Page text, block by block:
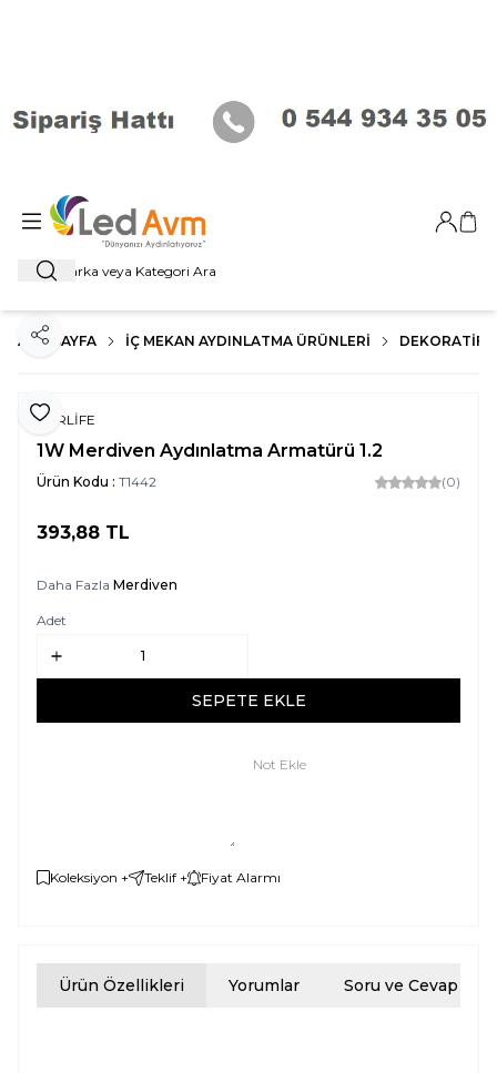
Ara
Giriş
ANA SAYFA İÇ MEKAN AYDINLATMA ÜRÜNLERI DEKORATİF
Favoriye Ekle
Paylaş
FORLİFE
1W Merdiven Aydınlatma Armatürü 1.2
Ürün Kodu : T1442 (0)
393,88 TL
Daha Fazla Merdiven
Adet
SEPETE EKLE
Not Ekle
Koleksiyon + Teklif + Fiyat Alarmı
Ürün Özellikleri Yorumlar Soru ve Cevap